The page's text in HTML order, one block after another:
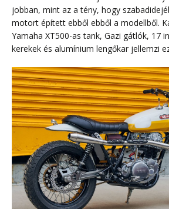
jobban, mint az a tény, hogy
motort épített ebből ebből a modellből.
Yamaha XT500-as tank, Gazi gátlók, 17
kerekek és alumínium lengőkar jellemzi